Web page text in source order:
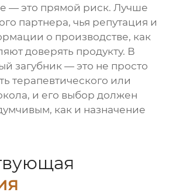
— это прямой риск. Лучше
партнера, чья репутация и
о производстве, как
доверять продукту. В
загубник — это не просто
терапевтического или
и его выбор должен
как и назначение